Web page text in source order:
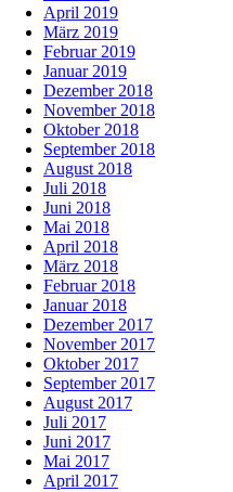
April 2019
März 2019
Februar 2019
Januar 2019
Dezember 2018
November 2018
Oktober 2018
September 2018
August 2018
Juli 2018
Juni 2018
Mai 2018
April 2018
März 2018
Februar 2018
Januar 2018
Dezember 2017
November 2017
Oktober 2017
September 2017
August 2017
Juli 2017
Juni 2017
Mai 2017
April 2017